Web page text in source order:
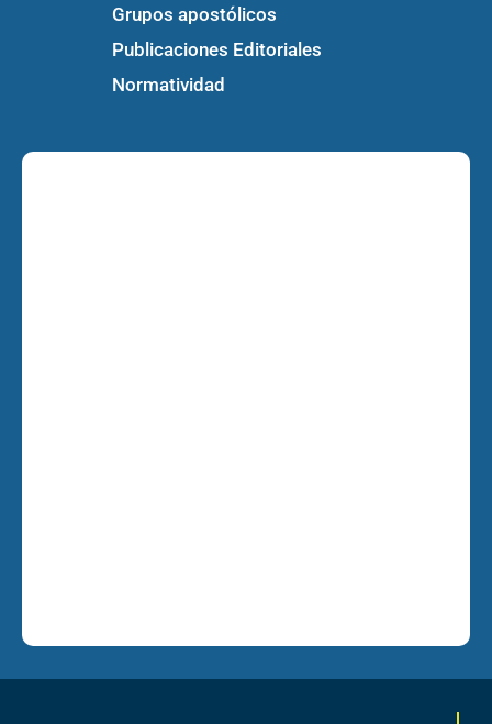
Grupos apostólicos
Publicaciones Editoriales
Normatividad